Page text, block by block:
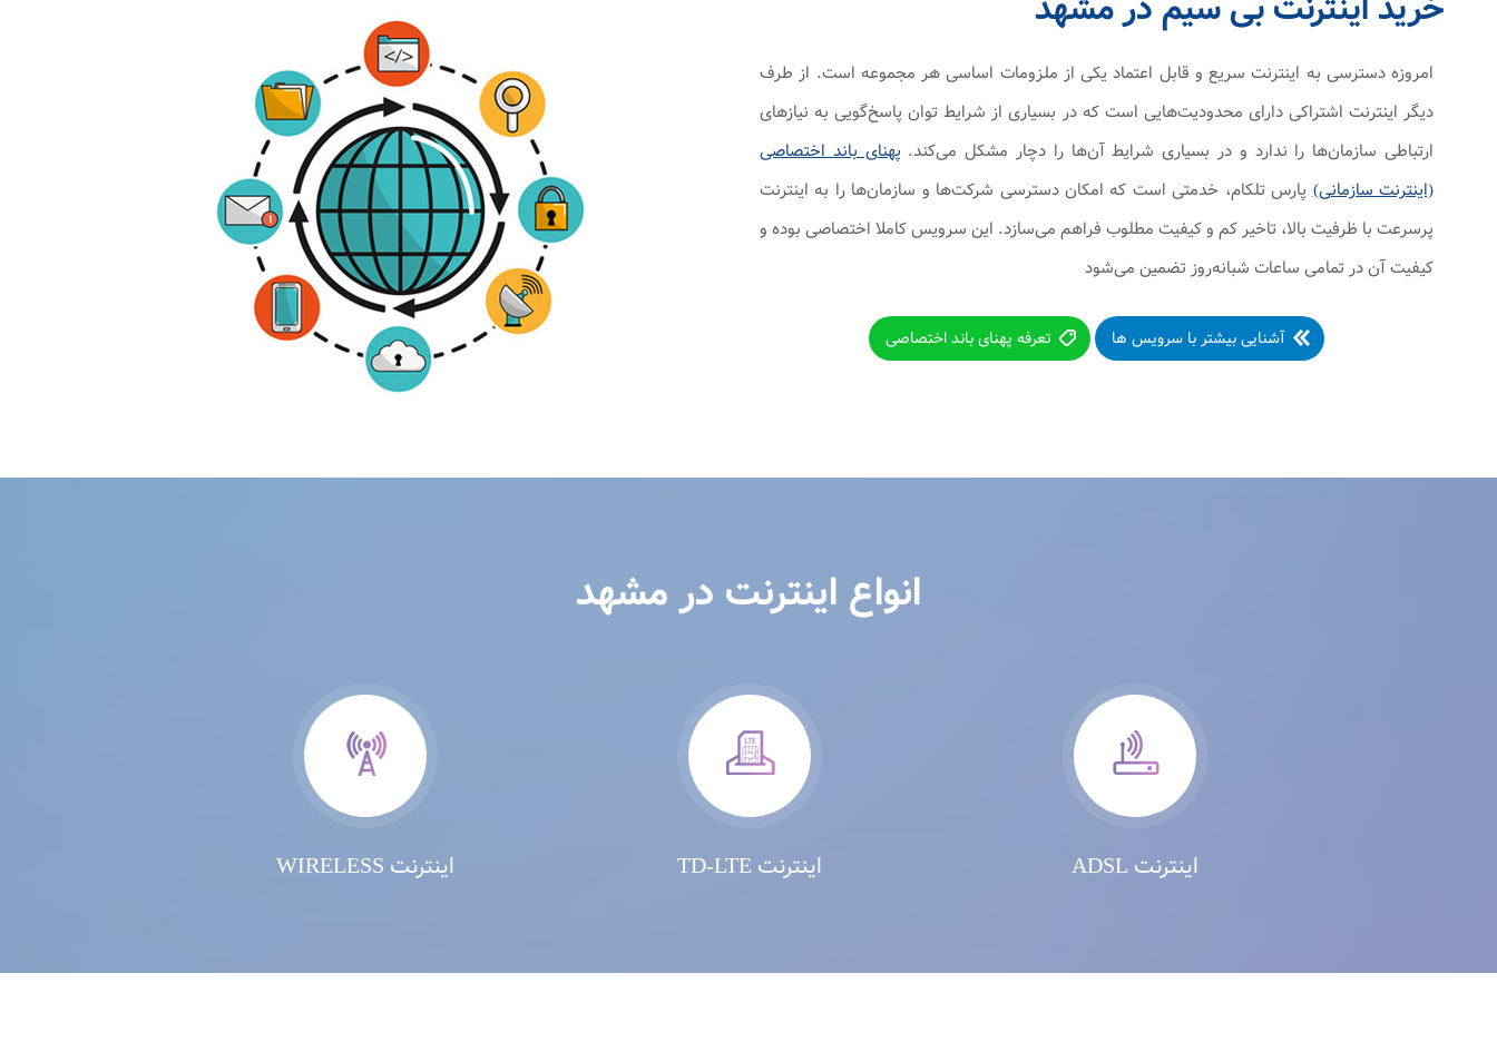
امروزه دسترسی به اینترنت سریع و قابل اعتماد یکی از ملزومات اساسی هر مجموعه است. از طرف
دیگر اینترنت اشتراکی دارای محدودیت‌هایی است که در بسیاری از شرایط توان پاسخ‌گویی به نیازهای
ارتباطی سازمان‌ها را ندارد و در بسیاری شرایط آن‌ها را دچار مشکل می‌کند. پهنای باند اختصاصی
(اینترنت سازمانی)پارس تلکام، خدمتی است که امکان دسترسی شرکت‌ها و سازمان‌ها را به اینترنت
پرسرعت با ظرفیت بالا، تاخیر کم و کیفیت مطلوب فراهم می‌سازد. این سرویس کاملا اختصاصی بوده و
کیفیت آن در تمامی ساعات شبانه‌روز تضمین می‌شود
آشنایی بیشتر با سرویس ها تعرفه پهنای باند اختصاصی
انواع اینترنت در مشهد
اینترنت ADSL اینترنت TD-LTE اینترنت WIRELESS